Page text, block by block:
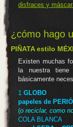
disfraces y
¿cómo hago
PIÑATA estilo
Existen muchas
la nuestra
básicamente
1GLOBO
papeles de
(o reciclar, como
COLA BLANCA